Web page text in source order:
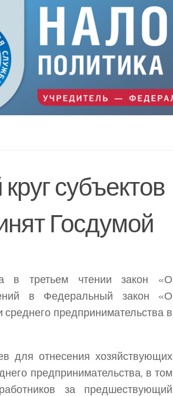
субъектов
Госдумой
в третьем чтении закон «О
в Федеральный закон «О
среднего предпринимательства в
для отнесения хозяйствующих
предпринимательства, в том
за предшествующий